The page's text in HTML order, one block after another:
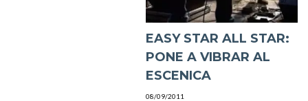
EASY STAR ALL STAR:
PONE A VIBRAR AL
ESCENICA
08/09/2011